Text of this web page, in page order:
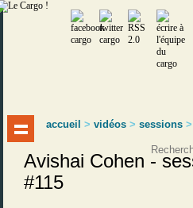
accueil >vidéos >sessions
Avishai Cohen -
#115